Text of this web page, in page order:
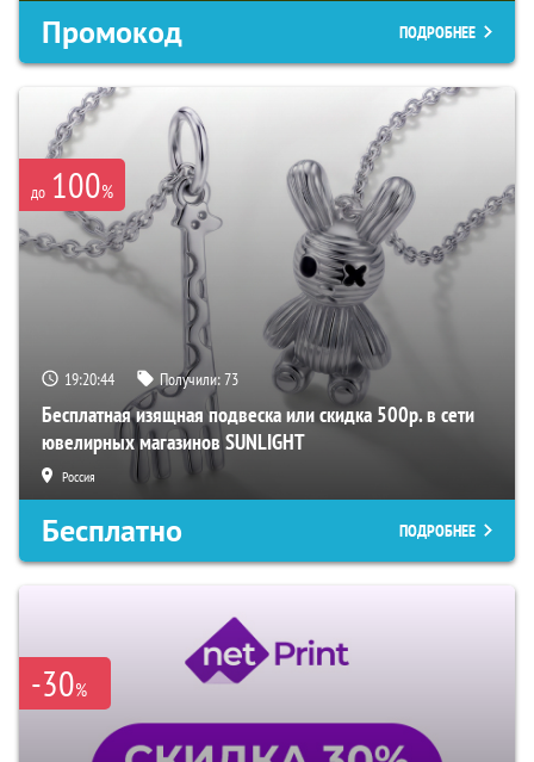
Промокод ПОДРОБНЕЕ
до 100%
19:20:43 Получили:73
Бесплатная изящная подвеска или скидка 500р. в сети
ювелирных магазинов SUNLIGHT
Россия
Бесплатно ПОДРОБНЕЕ
-30%